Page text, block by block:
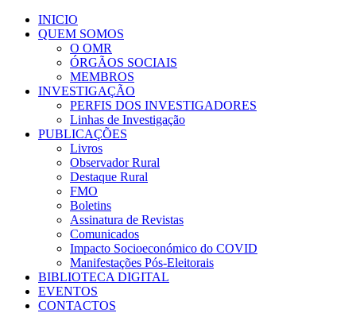
INICIO
QUEM SOMOS
O OMR
ÓRGÃOS SOCIAIS
MEMBROS
INVESTIGAÇÃO
PERFIS DOS INVESTIGADORES
Linhas de Investigação
PUBLICAÇÕES
Livros
Observador Rural
Destaque Rural
FMO
Boletins
Assinatura de Revistas
Comunicados
Impacto Socioeconómico do COVID
Manifestações Pós-Eleitorais
BIBLIOTECA DIGITAL
EVENTOS
CONTACTOS